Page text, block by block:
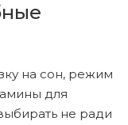
на сон, режим
для
не ради